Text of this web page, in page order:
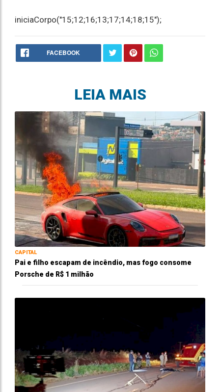
iniciaCorpo("15;12;16;13;17;14;18;15");
FACEBOOK
LEIA MAIS
CAPITAL
Pai e filho escapam de incêndio, mas fogo consome
Porsche de R$ 1 milhão